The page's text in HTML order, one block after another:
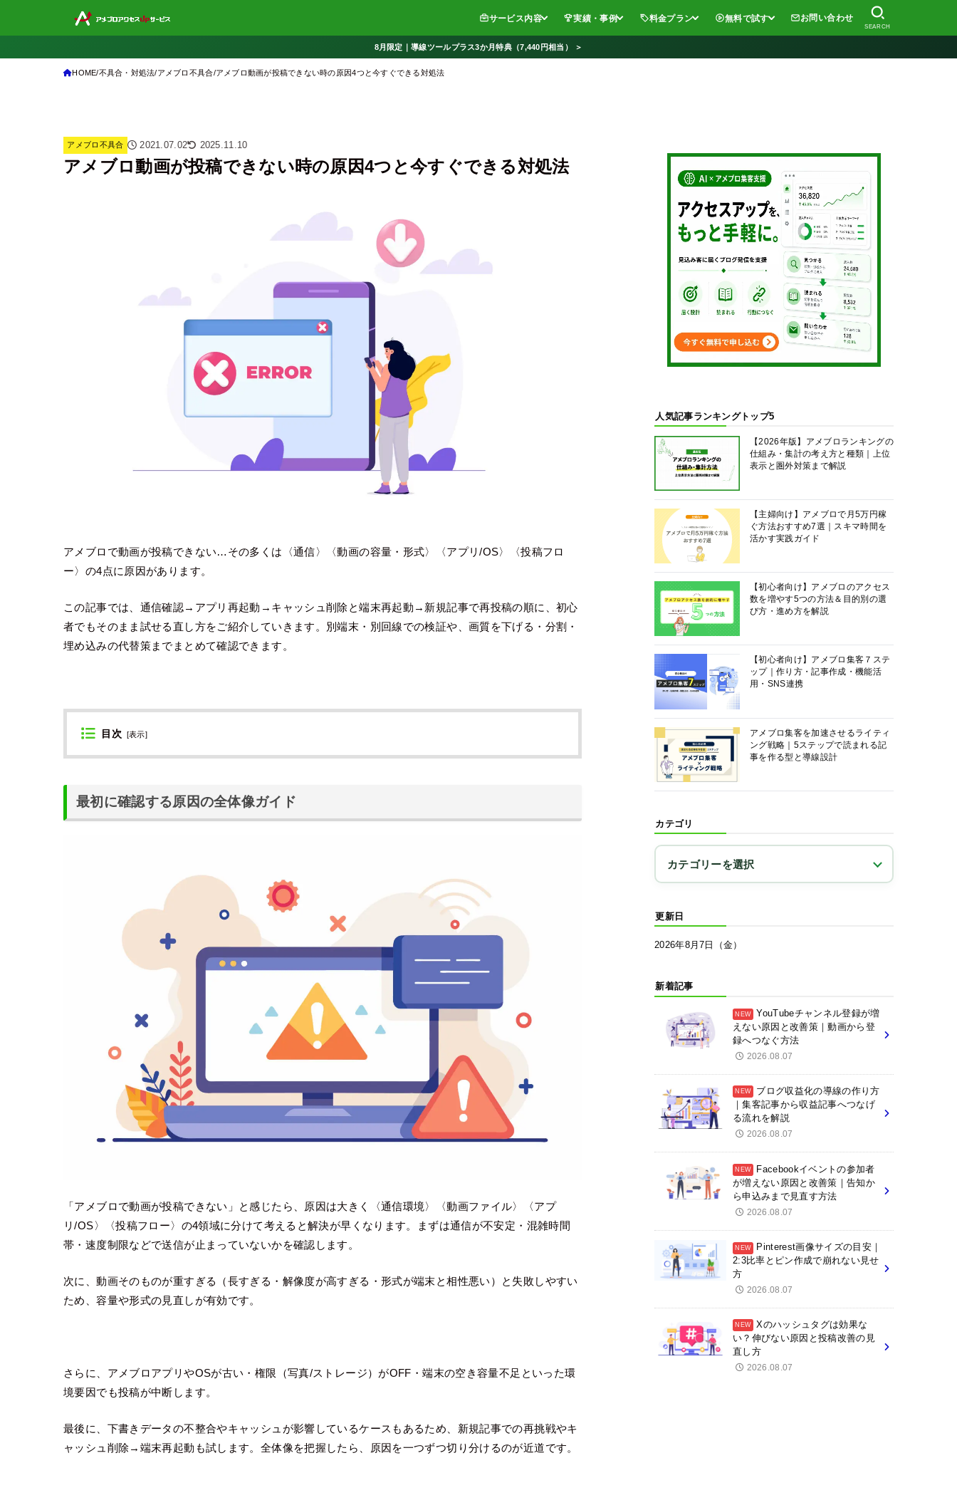
サービス内容 実績・事例 料金プラン 無料で試す お問い合わせ
SEARCH
8月限定｜導線ツールプラス3か月特典（7,440円相当） ＞
HOME 不具合・対処法 アメブロ不具合 アメブロ動画が投稿できない時の原因4つと今すぐできる対処法
アメブロ不具合 2021.07.02 2025.11.10
アメブロ動画が投稿できない時の原因4つと今すぐできる対処法
アメブロで動画が投稿できない…その多くは〈通信〉〈動画の容量・形式〉〈アプリ/OS〉〈投稿フロ
ー〉の4点に原因があります。
この記事では、通信確認→アプリ再起動→キャッシュ削除と端末再起動→新規記事で再投稿の順に、初心
者でもそのまま試せる直し方をご紹介していきます。別端末・別回線での検証や、画質を下げる・分割・
埋め込みの代替策までまとめて確認できます。
目次 [表示]
最初に確認する原因の全体像ガイド
「アメブロで動画が投稿できない」と感じたら、原因は大きく〈通信環境〉〈動画ファイル〉〈アプ
リ/OS〉〈投稿フロー〉の4領域に分けて考えると解決が早くなります。まずは通信が不安定・混雑時間
帯・速度制限などで送信が止まっていないかを確認します。
次に、動画そのものが重すぎる（長すぎる・解像度が高すぎる・形式が端末と相性悪い）と失敗しやすい
ため、容量や形式の見直しが有効です。
さらに、アメブロアプリやOSが古い・権限（写真/ストレージ）がOFF・端末の空き容量不足といった環
境要因でも投稿が中断します。
最後に、下書きデータの不整合やキャッシュが影響しているケースもあるため、新規記事での再挑戦やキ
ャッシュ削除→端末再起動も試します。全体像を把握したら、原因を一つずつ切り分けるのが近道です。
人気記事ランキングトップ5
【2026年版】アメブロランキングの
仕組み・集計の考え方と種類｜上位
表示と圏外対策まで解説
【主婦向け】アメブロで月5万円稼
ぐ方法おすすめ7選｜スキマ時間を
活かす実践ガイド
【初心者向け】アメブロのアクセス
数を増やす5つの方法＆目的別の選
び方・進め方を解説
【初心者向け】アメブロ集客７ステ
ップ｜作り方・記事作成・機能活
用・SNS連携
アメブロ集客を加速させるライティ
ング戦略｜5ステップで読まれる記
事を作る型と導線設計
カテゴリ
更新日
2026年8月7日（金）
新着記事
YouTubeチャンネル登録が増
えない原因と改善策｜動画から登
録へつなぐ方法
2026.08.07
ブログ収益化の導線の作り方
｜集客記事から収益記事へつなげ
る流れを解説
2026.08.07
Facebookイベントの参加者
が増えない原因と改善策｜告知か
ら申込みまで見直す方法
2026.08.07
Pinterest画像サイズの目安｜
2:3比率とピン作成で崩れない見せ
方
2026.08.07
Xのハッシュタグは効果な
い？伸びない原因と投稿改善の見
直し方
2026.08.07